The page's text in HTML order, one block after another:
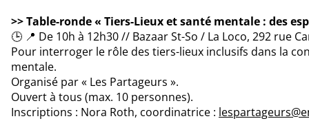
>> Table-ronde « Tiers-Lieux et santé mentale : des
🕒 📍 De 10h à 12h30 // Bazaar St-So / La Loco, 292 rue
Pour interroger le rôle des tiers-lieux inclusifs dans la
mentale.
Organisé par « Les Partageurs ».
Ouvert à tous (max. 10 personnes).
Inscriptions : Nora Roth, coordinatrice :